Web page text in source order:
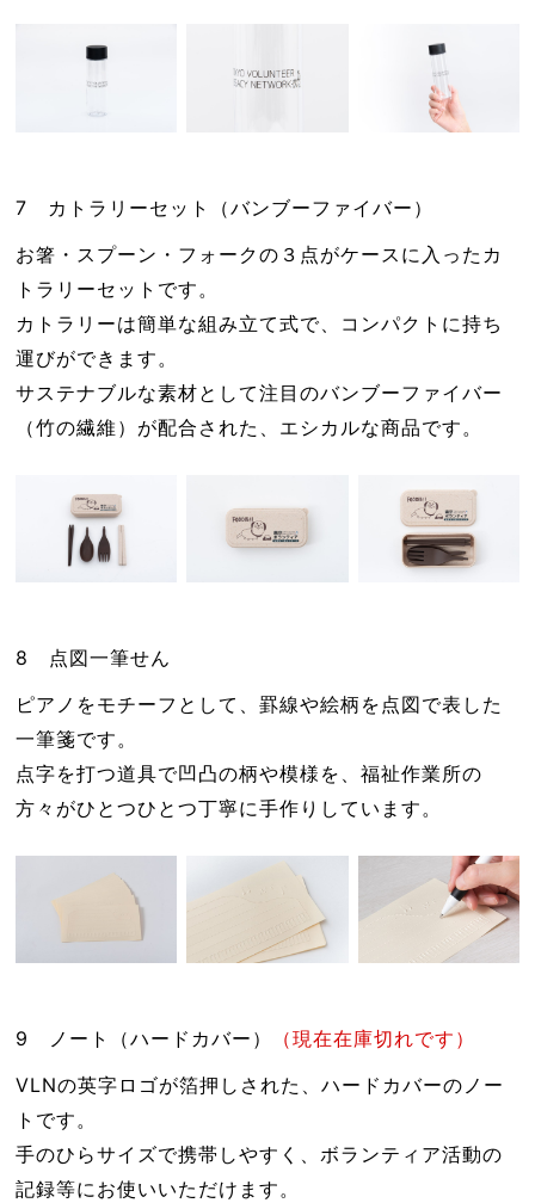
7 カトラリーセット（バンブーファイバー）
お箸・スプーン・フォークの３点がケースに入ったカ
トラリーセットです。
カトラリーは簡単な組み立て式で、コンパクトに持ち
運びができます。
サステナブルな素材として注目のバンブーファイバー
（竹の繊維）が配合された、エシカルな商品です。
8 点図一筆せん
ピアノをモチーフとして、罫線や絵柄を点図で表した
一筆箋です。
点字を打つ道具で凹凸の柄や模様を、福祉作業所の
方々がひとつひとつ丁寧に手作りしています。
9 ノート（ハードカバー）
（現在在庫切れです）
VLNの英字ロゴが箔押しされた、ハードカバーのノー
トです。
手のひらサイズで携帯しやすく、ボランティア活動の
記録等にお使いいただけます。